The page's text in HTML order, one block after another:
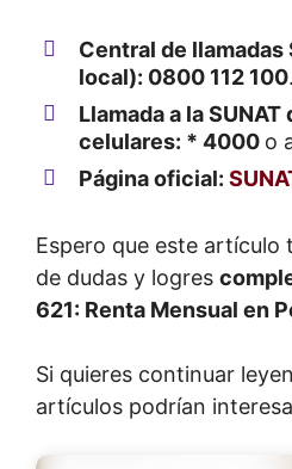
Central de llamadas
local): 0800 112 100.
Llamada a la
celulares: * 4000 o
Página oficial:
Espero que este artículo
de dudas y logres
621: Renta Mensual en
Si quieres continuar
artículos podrían